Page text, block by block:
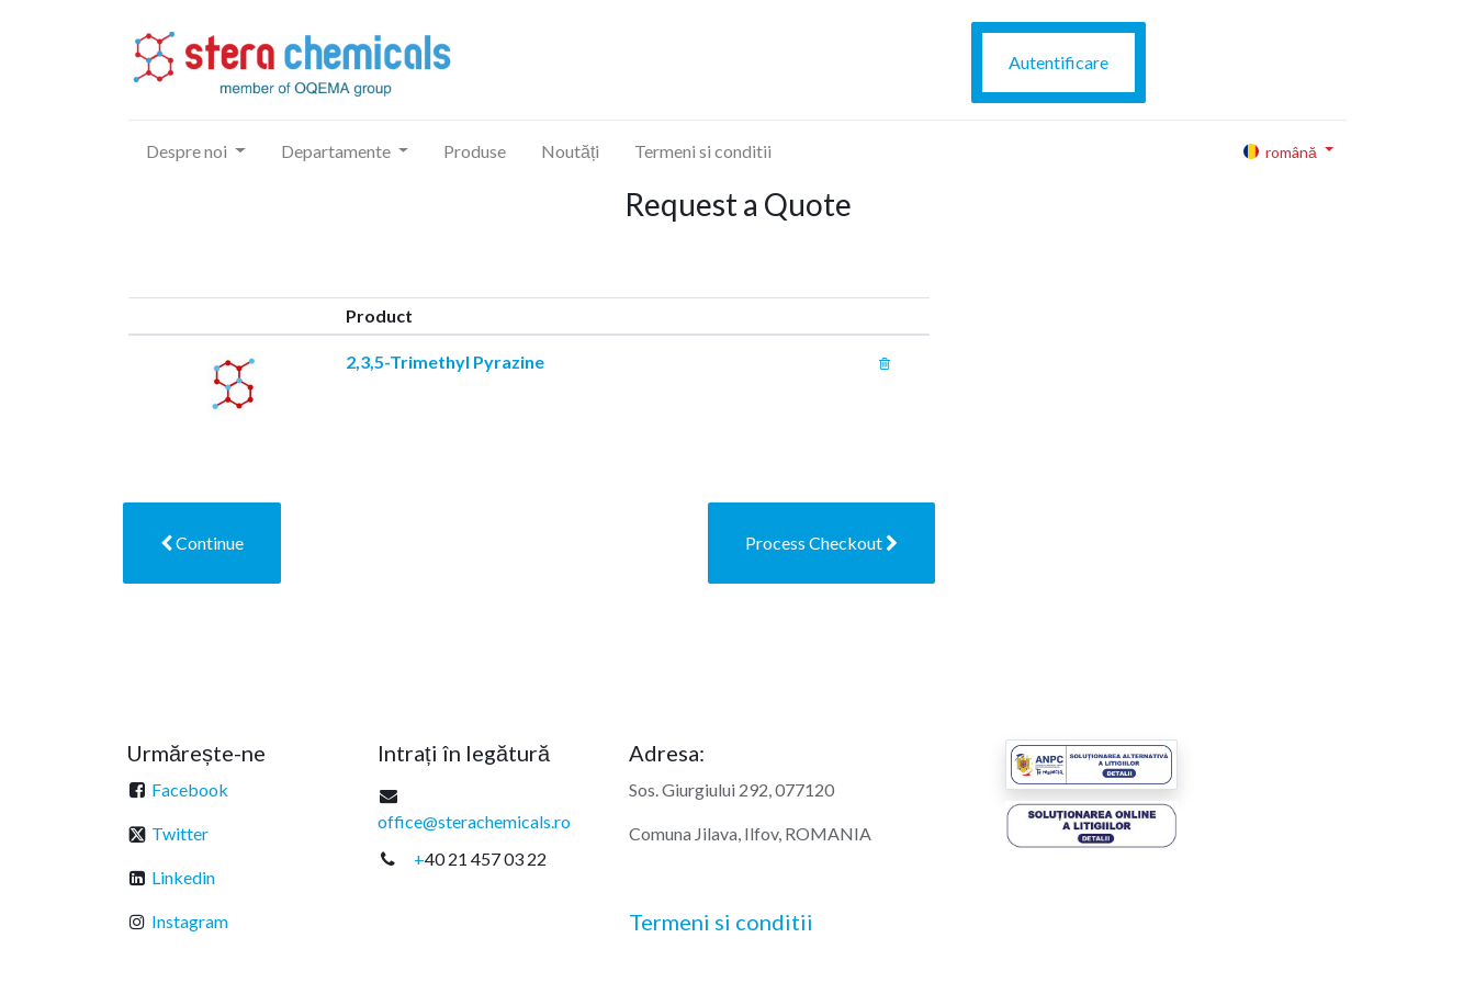
Autentificare
Despre noi Departamente Produse Noutăți Termeni si conditii română
Request a Quote
Product
2,3,5-Trimethyl Pyrazine
Continue Process Checkout
Urmărește-ne
Facebook
Twitter
Linkedin
Instagram
Intrați în legătură
office@sterachemicals.ro
+40 21 457 03 22
Adresa:
Sos. Giurgiului 292, 077120
Comuna Jilava, Ilfov, ROMANIA
Termeni si conditii